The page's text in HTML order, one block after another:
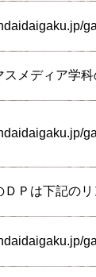
スメディア学
Ｐは下記のリ